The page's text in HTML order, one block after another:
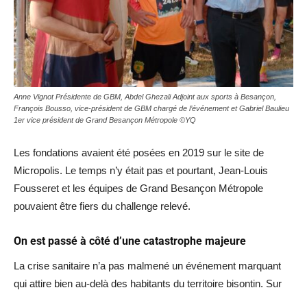
Anne Vignot Présidente de GBM, Abdel Ghezali Adjoint aux sports à Besançon,
François Bousso, vice-président de GBM chargé de l’événement et Gabriel Baulieu
1er vice président de Grand Besançon Métropole ©YQ
Les fondations avaient été posées en 2019 sur le site de
Micropolis. Le temps n’y était pas et pourtant, Jean-Louis
Fousseret et les équipes de Grand Besançon Métropole
pouvaient être fiers du challenge relevé.
On est passé à côté d’une catastrophe majeure
La crise sanitaire n’a pas malmené un événement marquant
qui attire bien au-delà des habitants du territoire bisontin. Sur